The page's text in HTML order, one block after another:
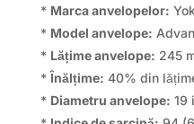
* Marca anvelopelor:
* Model anvelope:
* Lățime anvelope: 245
*Înălțime: 40% din
* Diametru anvelope: 19